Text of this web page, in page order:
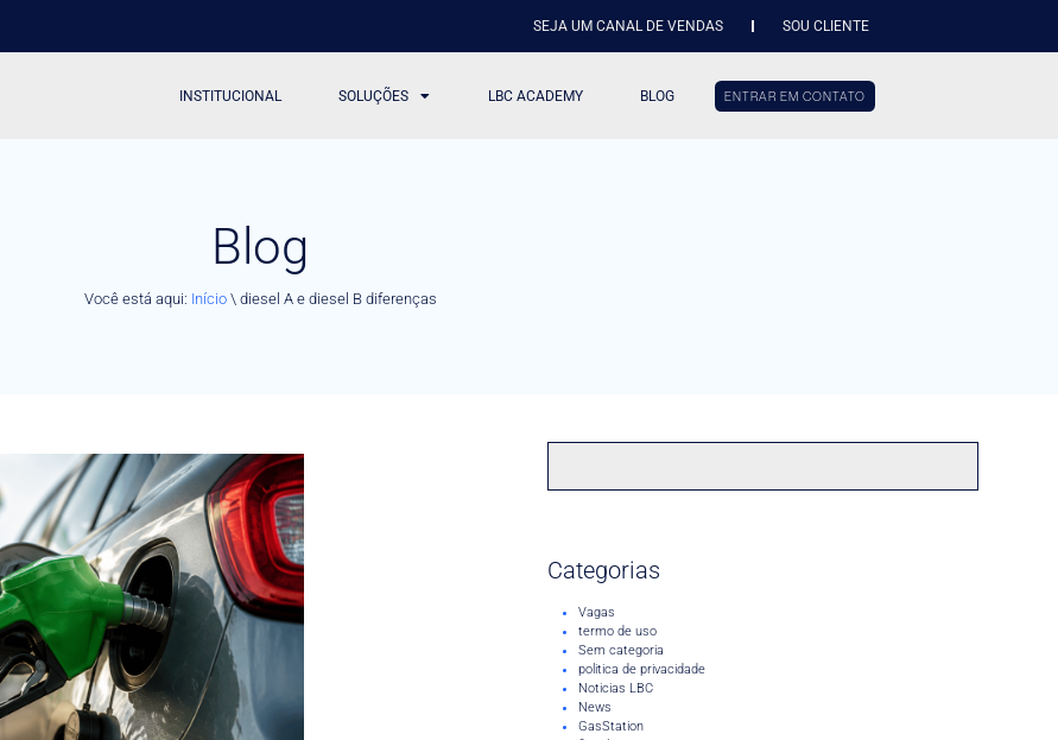
SEJA UM CANAL DE VENDAS SOU CLIENTE
INSTITUCIONAL SOLUÇÕES LBC ACADEMY BLOG ENTRAR EM CONTATO
Blog
Você está aqui: Início\ diesel A e diesel B diferenças
Categorias
Vagas
termo de uso
Sem categoria
politica de privacidade
Noticias LBC
News
GasStation